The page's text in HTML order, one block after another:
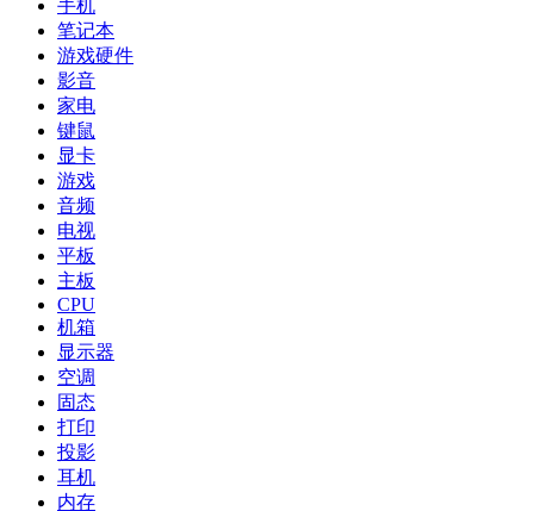
手机
笔记本
游戏硬件
影音
家电
键鼠
显卡
游戏
音频
电视
平板
主板
CPU
机箱
显示器
空调
固态
打印
投影
耳机
内存